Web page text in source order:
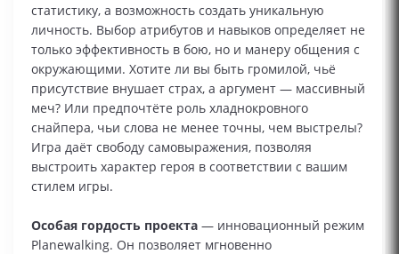
статистику, а возможность создать уникальную
личность. Выбор атрибутов и навыков определяет не
только эффективность в бою, но и манеру общения с
окружающими. Хотите ли вы быть громилой, чьё
присутствие внушает страх, а аргумент — массивный
меч? Или предпочтёте роль хладнокровного
снайпера, чьи слова не менее точны, чем выстрелы?
Игра даёт свободу самовыражения, позволяя
выстроить характер героя в соответствии с вашим
стилем игры.
Особая гордость проекта — инновационный режим
Planewalking. Он позволяет мгновенно